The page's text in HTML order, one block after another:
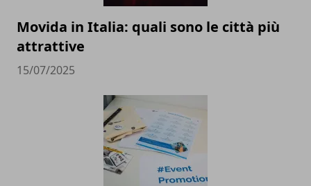
Movida in Italia: quali sono le città più
attrattive
15/07/2025